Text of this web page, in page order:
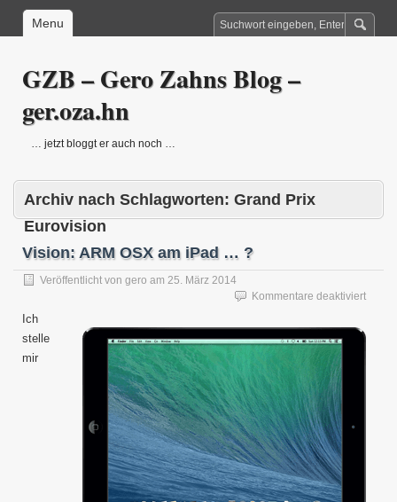
Menu
GZB – Gero Zahns Blog –
ger.oza.hn
… jetzt bloggt er auch noch …
Archiv nach Schlagworten: Grand Prix
Eurovision
Vision: ARM OSX am iPad … ?
Veröffentlicht von gero am 25. März 2014
Kommentare deaktiviertfür
Ich
stelle
mir